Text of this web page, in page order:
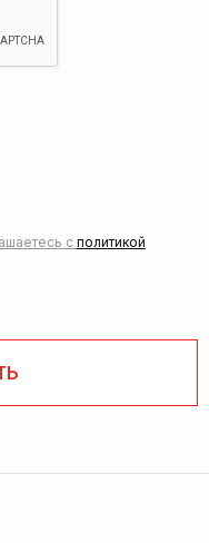
с политикой